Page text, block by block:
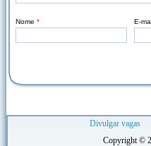
Nome * E-
Divulgar vagas
Copyright ©